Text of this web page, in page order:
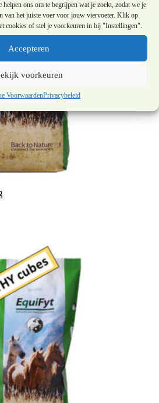
helpen ons om te begrijpen wat je zoekt, zodat we je
van het juiste voer voor jouw viervoeter. Klik op
cookies of stel je voorkeuren in bij "Instellingen".
Accepteren
voorkeuren
VoorwaardenPrivacybeleid